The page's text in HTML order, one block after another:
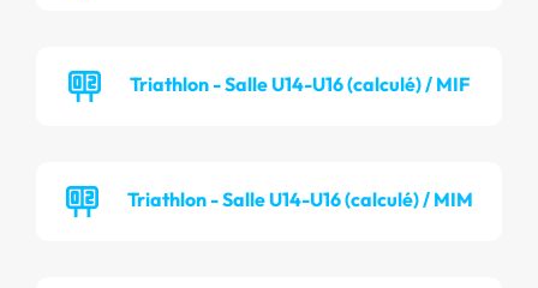
Triathlon - Salle U14-U16 (calculé) / MIF
Triathlon - Salle U14-U16 (calculé) / MIM